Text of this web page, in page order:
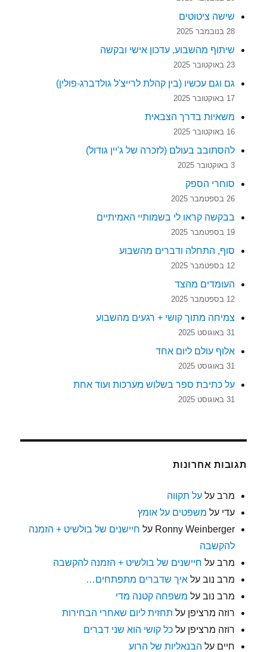
שישה ציטוטים
28 בנובמבר 2025
שיתוף מהשבוע, עדכון אישי ובקשה
23 באוקטובר 2025
גם וגם עכשיו (בין קהלת לרייצ'ל גולדברג-פולין)
17 באוקטובר 2025
משאיות בדרך הצבאית
16 באוקטובר 2025
להסתובב בעולם (לזכרה של ג'יין גודול)
3 באוקטובר 2025
סוחרי הספק
26 בספטמבר 2025
בבקשה קראו לי בשמותיי האמיתיים
19 בספטמבר 2025
סוף, התחלה ודברים מהשבוע
12 בספטמבר 2025
העומדים מהצד
12 בספטמבר 2025
צמיחה מתוך קושי + רגעים מהשבוע
31 באוגוסט 2025
אלוף עולם ליום אחד
31 באוגוסט 2025
על כתיבת ספר בשלוש מערכות ועוד אחת
31 באוגוסט 2025
תגובות אחרונות
מרב עלעל תקווה
עדי על משפטים על אומץ
Ronny Weinberger על חיישנים של בולשיט + הזמנה
להקשבה
מרב על חיישנים של בולשיט + הזמנה להקשבה
מרב נוב עלאיך שדברים מתפתחים…
מרב נוב על משפחה קטנה מדי
רוזה מרציפן על תחזית ליום שאחרי הבחירות
רוזה מרציפן עלכל קושי הוא שני דברים
חיים על הבנאליות של הרוע